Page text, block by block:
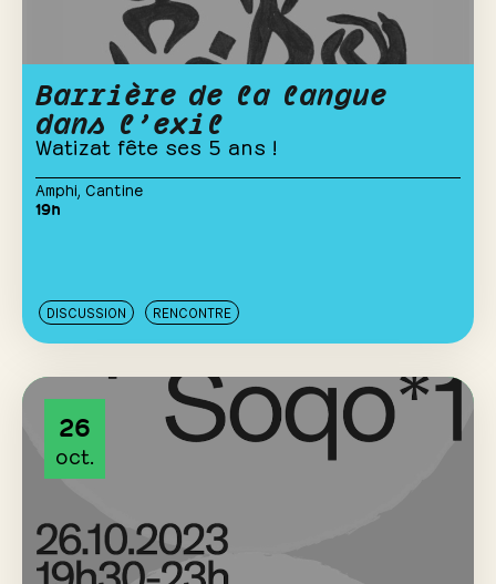
Barrière de la langue
dans l’exil
Watizat fête ses 5 ans !
Amphi Cantine
19h
DISCUSSION RENCONTRE
26
oct.